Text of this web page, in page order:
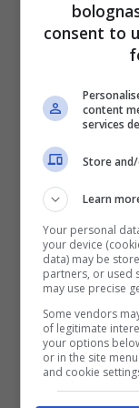
non è
fatto.
per
Su una
sul futuro
Io
consent to
content
services
Store
Learn
Your personal
your device
data) may be
partners, or used
may use precise
Some vendors
of legitimate
your options
or in the site
and cookie